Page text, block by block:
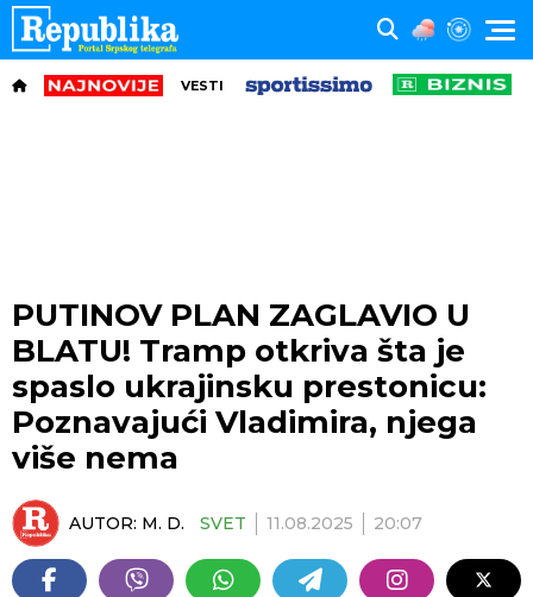
VESTI
PUTINOV PLAN ZAGLAVIO U
BLATU! Tramp otkriva šta je
spaslo ukrajinsku prestonicu:
Poznavajući Vladimira, njega
više nema
AUTOR: M. D. SVET 11.08.2025 20:07